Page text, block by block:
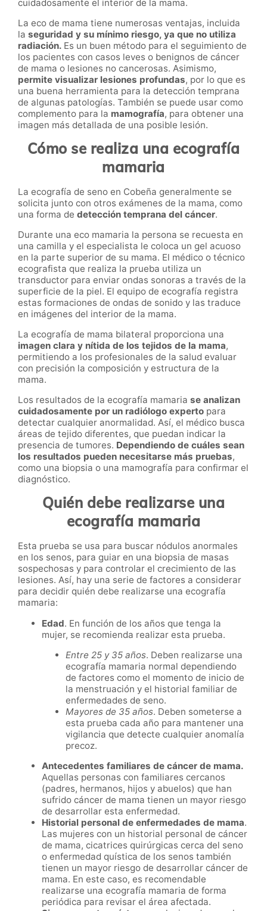
cuidadosamente el interior de la mama.
La eco de mama tiene numerosas ventajas, incluida
la seguridad y su mínimo riesgo, ya que no utiliza
radiación. Es un buen método para el seguimiento de
los pacientes con casos leves o benignos de cáncer
de mama o lesiones no cancerosas. Asimismo,
permite visualizar lesiones profundas, por lo que es
una buena herramienta para la detección temprana
de algunas patologías. También se puede usar como
complemento para la mamografía, para obtener una
imagen más detallada de una posible lesión.
Cómo se realiza una ecografía
mamaria
La ecografía de seno en Cobeña generalmente se
solicita junto con otros exámenes de la mama, como
una forma de detección temprana del cáncer.
Durante una eco mamaria la persona se recuesta en
una camilla y el especialista le coloca un gel acuoso
en la parte superior de su mama. El médico o técnico
ecografista que realiza la prueba utiliza un
transductor para enviar ondas sonoras a través de la
superficie de la piel. El equipo de ecografía registra
estas formaciones de ondas de sonido y las traduce
en imágenes del interior de la mama.
La ecografía de mama bilateral proporciona una
imagen clara y nítida de los tejidos de la mama,
permitiendo a los profesionales de la salud evaluar
con precisión la composición y estructura de la
mama.
Los resultados de la ecografía mamaria se analizan
cuidadosamente por un radiólogo experto para
detectar cualquier anormalidad. Así, el médico busca
áreas de tejido diferentes, que puedan indicar la
presencia de tumores. Dependiendo de cuáles sean
los resultados pueden necesitarse más pruebas,
como una biopsia o una mamografía para confirmar el
diagnóstico.
Quién debe realizarse una
ecografía mamaria
Esta prueba se usa para buscar nódulos anormales
en los senos, para guiar en una biopsia de masas
sospechosas y para controlar el crecimiento de las
lesiones. Así, hay una serie de factores a considerar
para decidir quién debe realizarse una ecografía
mamaria:
Edad. En función de los años que tenga la
mujer, se recomienda realizar esta prueba.
Entre 25 y 35 años. Deben realizarse una
ecografía mamaria normal dependiendo
de factores como el momento de inicio de
la menstruación y el historial familiar de
enfermedades de seno.
Mayores de 35 años. Deben someterse a
esta prueba cada año para mantener una
vigilancia que detecte cualquier anomalía
precoz.
Antecedentes familiares de cáncer de mama.
Aquellas personas con familiares cercanos
(padres, hermanos, hijos y abuelos) que han
sufrido cáncer de mama tienen un mayor riesgo
de desarrollar esta enfermedad.
Historial personal de enfermedades de mama.
Las mujeres con un historial personal de cáncer
de mama, cicatrices quirúrgicas cerca del seno
o enfermedad quística de los senos también
tienen un mayor riesgo de desarrollar cáncer de
mama. En este caso, es recomendable
realizarse una ecografía mamaria de forma
periódica para revisar el área afectada.